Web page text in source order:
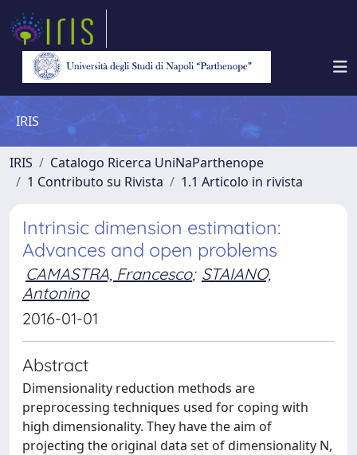
IRIS
IRIS
Catalogo Ricerca UniNaParthenope
1 Contributo su Rivista
1.1 Articolo in rivista
Intrinsic dimension estimation:
Advances and open problems
CAMASTRA, Francesco; STAIANO,
Antonino
2016-01-01
Abstract
Dimensionality reduction methods are
preprocessing techniques used for coping with
high dimensionality. They have the aim of
projecting the original data set of dimensionality N,